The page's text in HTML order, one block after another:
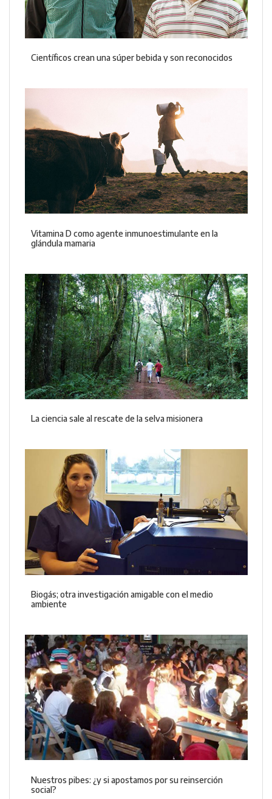
Científicos crean una súper bebida y son reconocidos
Vitamina D como agente inmunoestimulante en la
glándula mamaria
La ciencia sale al rescate de la selva misionera
Biogás; otra investigación amigable con el medio
ambiente
Nuestros pibes: ¿y si apostamos por su reinserción
social?